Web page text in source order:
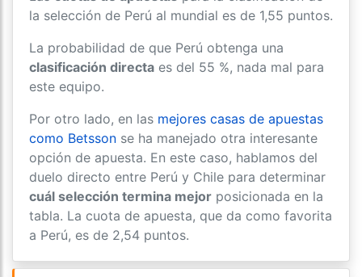
la selección de Perú al mundial es de 1,55 puntos.
La probabilidad de que Perú obtenga una
clasificación directa es del 55 %, nada mal para
este equipo.
Por otro lado, en las mejores casas de apuestas
como Betsson se ha manejado otra interesante
opción de apuesta. En este caso, hablamos del
duelo directo entre Perú y Chile para determinar
cuál selección termina mejor posicionada en la
tabla. La cuota de apuesta, que da como favorita
a Perú, es de 2,54 puntos.